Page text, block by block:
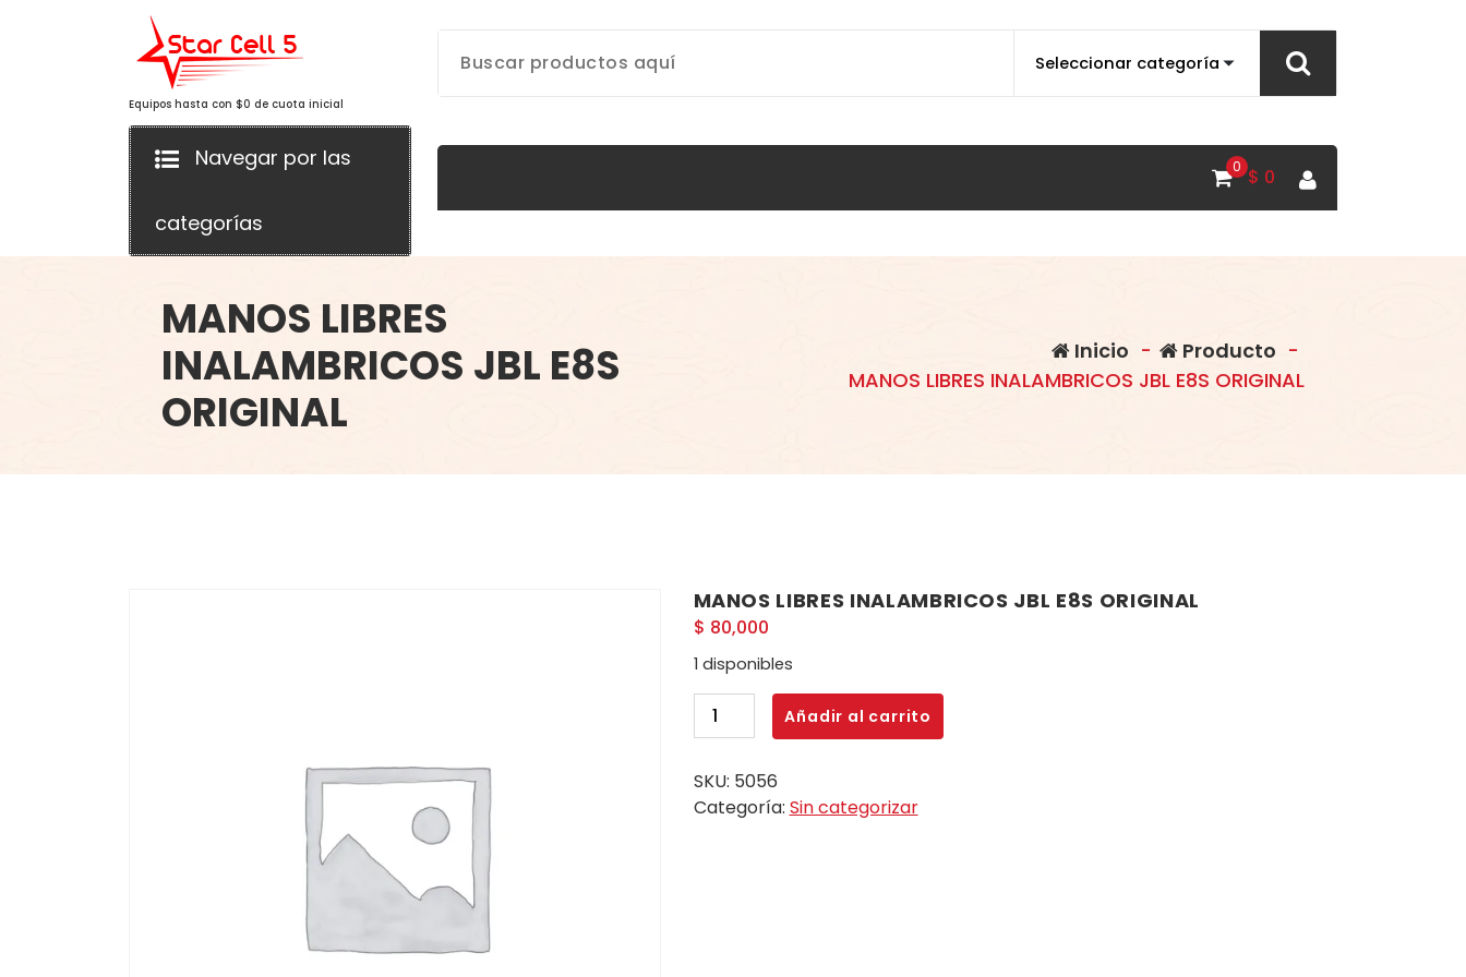
Equipos hasta con $0 de cuota inicial
Navegar por las
categorías
0 $ 0
MANOS LIBRES
INALAMBRICOS JBL E8S
ORIGINAL
Inicio - Producto -
MANOS LIBRES INALAMBRICOS JBL E8S ORIGINAL
MANOS LIBRES INALAMBRICOS JBL E8S ORIGINAL
$ 80,000
1 disponibles
MANOS
LIBRES
JBL
E8S
Añadir al carrito
SKU: 5056
Categoría: Sin categorizar